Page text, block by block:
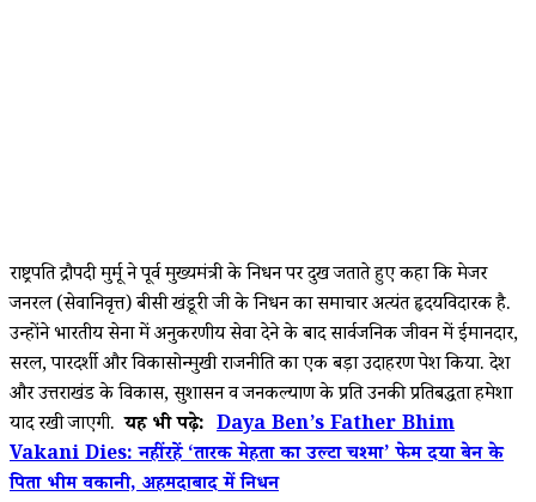
राष्ट्रपति द्रौपदी मुर्मू ने पूर्व मुख्यमंत्री के निधन पर दुख जताते हुए कहा कि मेजर
जनरल (सेवानिवृत्त) बीसी खंडूरी जी के निधन का समाचार अत्यंत हृदयविदारक है.
उन्होंने भारतीय सेना में अनुकरणीय सेवा देने के बाद सार्वजनिक जीवन में ईमानदार,
सरल, पारदर्शी और विकासोन्मुखी राजनीति का एक बड़ा उदाहरण पेश किया. देश
और उत्तराखंड के विकास, सुशासन व जनकल्याण के प्रति उनकी प्रतिबद्धता हमेशा
याद रखी जाएगी.यह भी पढ़े: Daya Ben’s Father Bhim
Vakani Dies: नहीं रहें ‘तारक मेहता का उल्टा चश्मा’ फेम दया बेन के
पिता भीम वकानी, अहमदाबाद में निधन